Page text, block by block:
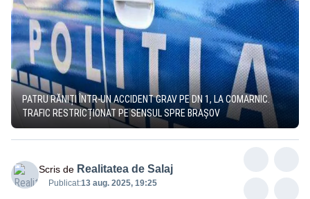
PATRU RĂNIȚI ÎNTR-UN ACCIDENT GRAV PE DN 1, LA COMARNIC.
TRAFIC RESTRICȚIONAT PE SENSUL SPRE BRAȘOV
Scris de Realitatea de Salaj
Publicat:13 aug. 2025, 19:25